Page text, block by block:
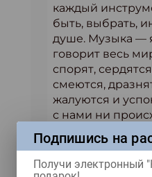
каждый
быть, выбрать,
душе. Музыка —
говорит весь
спорят,
смеются,
жалуются и
с нами ни
музыку.
Подпишись на
Получи электронный